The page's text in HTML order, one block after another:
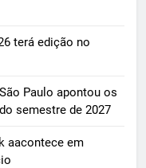
terá edição no
Paulo apontou os
semestre de 2027
aacontece em